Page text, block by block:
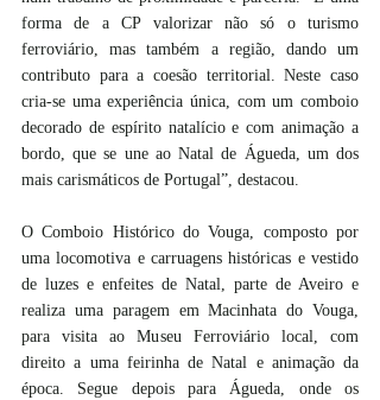
forma de a CP valorizar não só o turismo
ferroviário, mas também a região, dando um
contributo para a coesão territorial. Neste caso
cria-se uma experiência única, com um comboio
decorado de espírito natalício e com animação a
bordo, que se une ao Natal de Águeda, um dos
mais carismáticos de Portugal”, destacou.
O Comboio Histórico do Vouga, composto por
uma locomotiva e carruagens históricas e vestido
de luzes e enfeites de Natal, parte de Aveiro e
realiza uma paragem em Macinhata do Vouga,
para visita ao Museu Ferroviário local, com
direito a uma feirinha de Natal e animação da
época. Segue depois para Águeda, onde os